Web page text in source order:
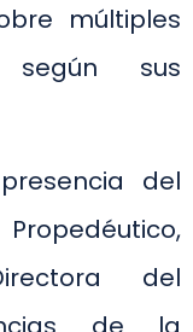
múltiples
según sus
del
del